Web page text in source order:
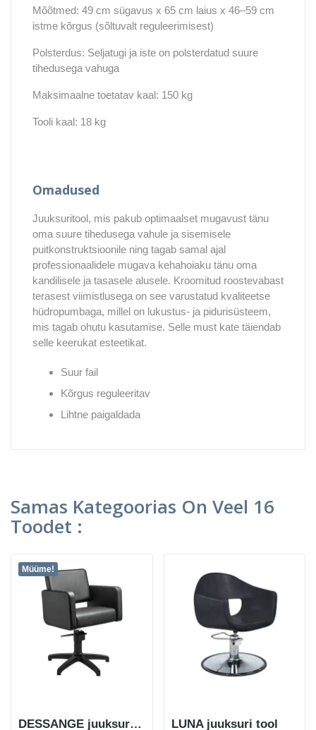
Mõõtmed: 49 cm sügavus x 65 cm laius x 46–59 cm
istme kõrgus (sõltuvalt reguleerimisest)
Polsterdus: Seljatugi ja iste on polsterdatud suure
tihedusega vahuga
Maksimaalne toetatav kaal: 150 kg
Tooli kaal: 18 kg
Omadused
Juuksuritool, mis pakub optimaalset mugavust tänu
oma suure tihedusega vahule ja sisemisele
puitkonstruktsioonile ning tagab samal ajal
professionaalidele mugava kehahoiaku tänu oma
kandilisele ja tasasele alusele. Kroomitud roostevabast
terasest viimistlusega on see varustatud kvaliteetse
hüdropumbaga, millel on lukustus- ja pidurisüsteem,
mis tagab ohutu kasutamise. Selle must kate täiendab
selle keerukat esteetikat.
Suur fail
Kõrgus reguleeritav
Lihtne paigaldada
Samas Kategoorias On Veel 16
Toodet :
Müüme!
DESSANGE juuksuritool must tähekujuline alus LUNA juuksuri tool